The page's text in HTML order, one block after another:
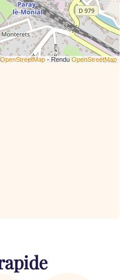
OpenStreetMap - Rendu OpenStreetMap